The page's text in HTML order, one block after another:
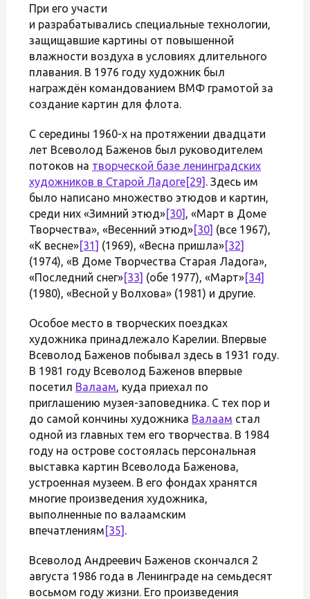
При его участи
и разрабатывались специальные технологии,
защищавшие картины от повышенной
влажности воздуха в условиях длительного
плавания. В 1976 году художник был
награждён командованием ВМФ грамотой за
создание картин для флота.
С середины 1960-х на протяжении двадцати
лет Всеволод Баженов был руководителем
потоков на творческой базе ленинградских
художников в Старой Ладоге[29] . Здесь им
было написано множество этюдов и картин,
среди них «Зимний этюд»[30] , «Март в Доме
Творчества», «Весенний этюд»[30] (все 1967),
«К весне»[31] (1969), «Весна пришла»[32]
(1974), «В Доме Творчества Старая Ладога»,
«Последний снег»[33] (обе 1977), «Март»[34]
(1980), «Весной у Волхова» (1981) и другие.
Особое место в творческих поездках
художника принадлежало Карелии. Впервые
Всеволод Баженов побывал здесь в 1931 году.
В 1981 году Всеволод Баженов впервые
посетил Валаам, куда приехал по
приглашению музея-заповедника. С тех пор и
до самой кончины художника Валаам стал
одной из главных тем его творчества. В 1984
году на острове состоялась персональная
выставка картин Всеволода Баженова,
устроенная музеем. В его фондах хранятся
многие произведения художника,
выполненные по валаамским
впечатлениям [35] .
Всеволод Андреевич Баженов скончался 2
августа 1986 года в Ленинграде на семьдесят
восьмом году жизни. Его произведения